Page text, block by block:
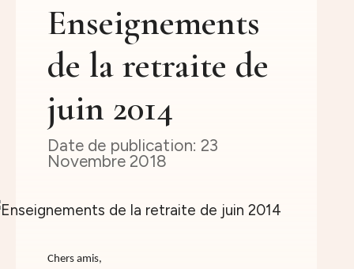
Enseignements
de la retraite de
juin 2014
23
Novembre 2018
Chers amis,